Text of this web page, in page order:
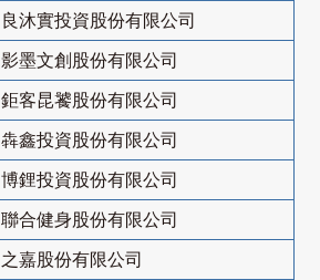
良沐實投資股份有限公司
影墨文創股份有限公司
鉅客昆饕股份有限公司
犇鑫投資股份有限公司
博鋰投資股份有限公司
聯合健身股份有限公司
之嘉股份有限公司